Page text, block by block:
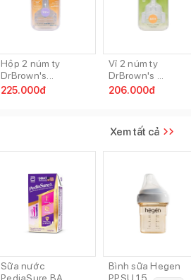
Hộp 2 núm ty
DrBrown's...
225.000đ
Vỉ 2 núm ty
DrBrown's ...
206.000đ
Xem tất cả
Sữa nước
Bình sữa Hegen